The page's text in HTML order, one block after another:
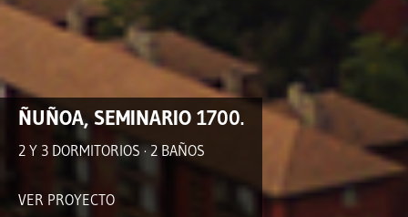
ÑUÑOA, SEMINARIO 1700.
2 Y 3 DORMITORIOS · 2 BAÑOS
VER PROYECTO